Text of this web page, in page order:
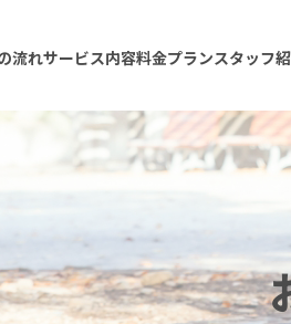
流れサービス内容料金プランスタッフ